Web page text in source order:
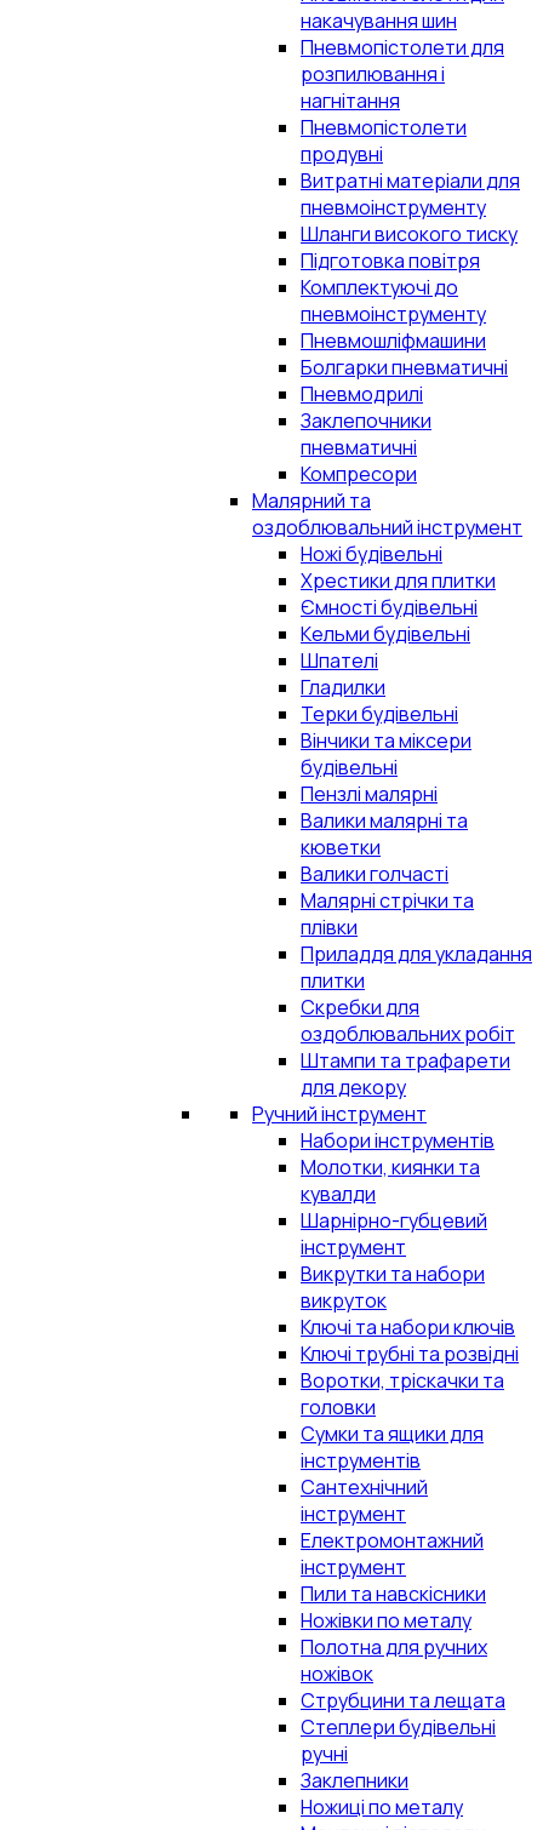
накачування шин
Пневмопістолети для
розпилювання і
нагнітання
Пневмопістолети
продувні
Витратні матеріали для
пневмоінструменту
Шланги високого тиску
Підготовка повітря
Комплектуючі до
пневмоінструменту
Пневмошліфмашини
Болгарки пневматичні
Пневмодрилі
Заклепочники
пневматичні
Компресори
Малярний та
оздоблювальний інструмент
Ножі будівельні
Хрестики для плитки
Ємності будівельні
Кельми будівельні
Шпателі
Гладилки
Терки будівельні
Вінчики та міксери
будівельні
Пензлі малярні
Валики малярні та
кюветки
Валики голчасті
Малярні стрічки та
плівки
Приладдя для укладання
плитки
Скребки для
оздоблювальних робіт
Штампи та трафарети
для декору
Ручний інструмент
Набори інструментів
Молотки, киянки та
кувалди
Шарнірно-губцевий
інструмент
Викрутки та набори
викруток
Ключі та набори ключів
Ключі трубні та розвідні
Воротки, тріскачки та
головки
Сумки та ящики для
інструментів
Сантехнічний
інструмент
Електромонтажний
інструмент
Пили та навскісники
Ножівки по металу
Полотна для ручних
ножівок
Струбцини та лещата
Степлери будівельні
ручні
Заклепники
Ножиці по металу